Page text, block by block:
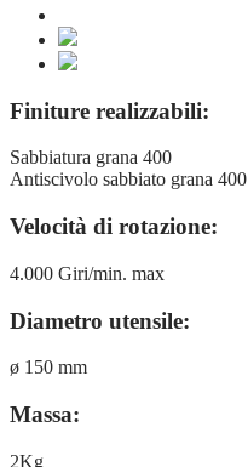
Finiture realizzabili:
Sabbiatura grana 400
Antiscivolo sabbiato grana 400
Velocità di rotazione:
4.000 Giri/min. max
Diametro utensile:
ø 150 mm
Massa:
2Kg